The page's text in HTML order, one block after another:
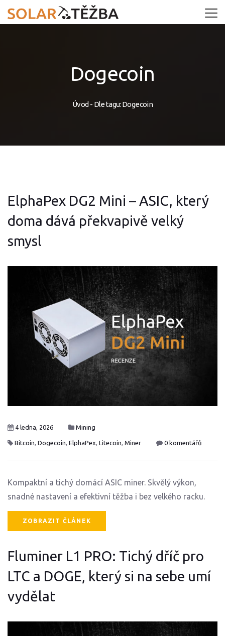
Dogecoin
Úvod - Dle tagu: Dogecoin
ElphaPex DG2 Mini – ASIC, který
doma dává překvapivě velký
smysl
4 ledna, 2026 Mining
Bitcoin Dogecoin ElphaPex Litecoin Miner 0 komentářů
Kompaktní a tichý domácí ASIC miner. Skvělý výkon,
snadné nastavení a efektivní těžba i bez velkého racku.
ZOBRAZIT ČLÁNEK
Fluminer L1 PRO: Tichý dříč pro
LTC a DOGE, který si na sebe umí
vydělat